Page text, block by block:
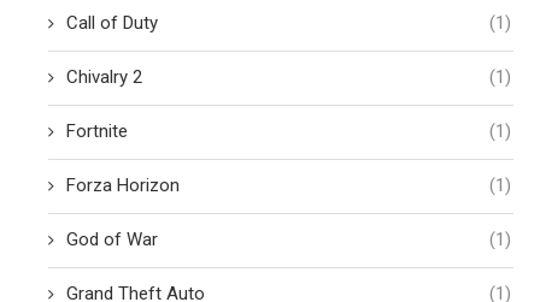
Call of Duty (1)
Chivalry 2 (1)
Fortnite (1)
Forza Horizon (1)
God of War (1)
Grand Theft Auto (1)